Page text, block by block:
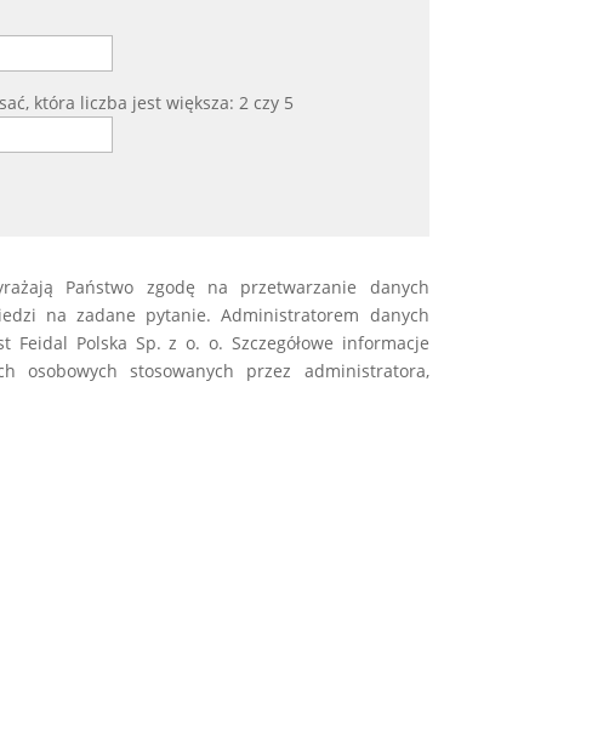
która liczba jest większa: 2 czy 5
Państwo zgodę na przetwarzanie danych
na zadane pytanie. Administratorem danych
Polska Sp. z o. o. Szczegółowe informacje
osobowych stosowanych przez administratora,